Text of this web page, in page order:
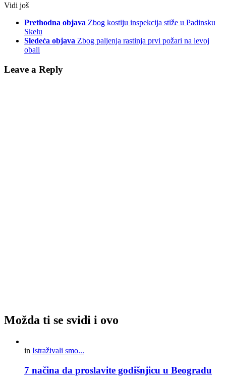
Vidi još
Prethodna objava Zbog kostiju inspekcija stiže u Padinsku
Skelu
Sledeća objava Zbog paljenja rastinja prvi požari na levoj
obali
Leave a Reply
Možda ti se svidi i ovo
in Istraživali smo...
7 načina da proslavite godišnjicu u Beogradu